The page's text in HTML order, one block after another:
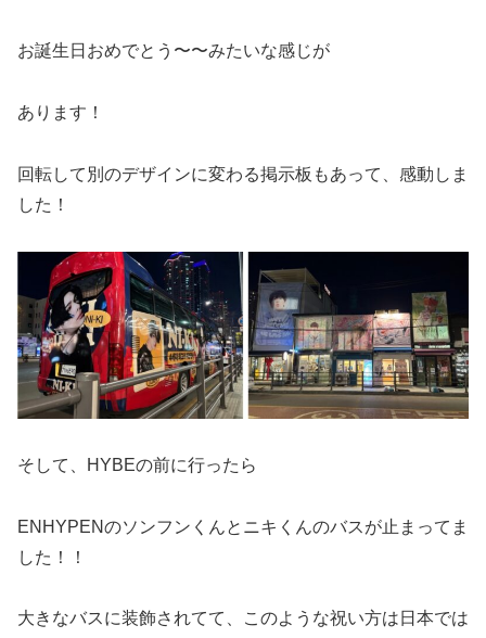
お誕生日おめでとう〜〜みたいな感じが
あります！
回転して別のデザインに変わる掲示板もあって、感動しま
した！
そして、HYBEの前に行ったら
ENHYPENのソンフンくんとニキくんのバスが止まってま
した！！
大きなバスに装飾されてて、このような祝い方は日本では